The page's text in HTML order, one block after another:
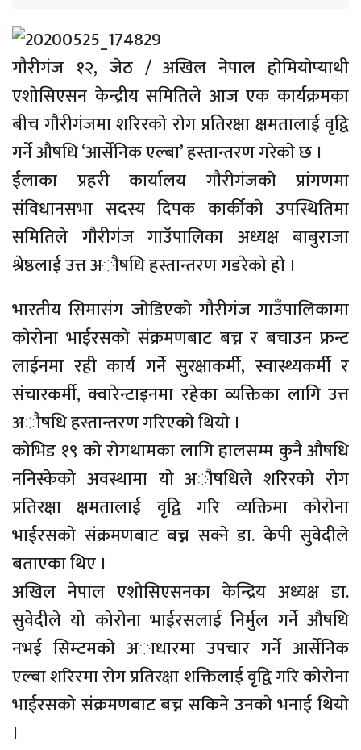
गाैरीगंज १२, जेठ / अखिल नेपाल हाेमियाेप्याथी
एशाेसिएसन केन्द्रीय समितिले आज एक कार्यक्रमका
बीच गाैरीगंजमा शरिरकाे राेग प्रतिरक्षा क्षमतालाई वृद्वि
गर्ने औषधि ‘आर्सेनिक एल्बा’ हस्तान्तरण गरेकाे छ ।
ईलाका प्रहरी कार्यालय गाैरीगंजकाे प्रांगणमा
संविधानसभा सदस्य दिपक कार्कीकाे उपस्थितिमा
समितिले गाैरीगंज गाउँपालिका अध्यक्ष बाबुराजा
श्रेष्ठलाई उत्त अाैषधि हस्तान्तरण गडरेकाे हाे ।
भारतीय सिमासंग जाेडिएकाे गाैरीगंज गाउँपालिकामा
काेराेना भाईरसकाे संक्रमणबाट बच्न र बचाउन फ्रन्ट
लाईनमा रही कार्य गर्ने सुरक्षाकर्मी, स्वास्थ्यकर्मी र
संचारकर्मी, क्वारेन्टाइनमा रहेका व्यक्तिका लागि उत्त
अाैषधि हस्तान्तरण गरिएकाे थियाे ।
काेभिड १९ काे राेगथामका लागि हालसम्म कुनै औषधि
ननिस्केकाे अवस्थामा याे अाैषधिले शरिरकाे राेग
प्रतिरक्षा क्षमतालाई वृद्वि गरि व्यक्तिमा काेराेना
भाईरसकाे संक्रमणबाट बच्न सक्ने डा. केपी सुवेदीले
बताएका थिए ।
अखिल नेपाल एशाेसिएसनका केन्द्रिय अध्यक्ष डा.
सुवेदीले याे काेराेना भाईरसलाई निर्मुल गर्ने औषधि
नभई सिम्टमकाे अाधारमा उपचार गर्ने आर्सेनिक
एल्बा शरिरमा राेग प्रतिरक्षा शक्तिलाई वृद्वि गरि काेराेना
भाईरसकाे संक्रमणबाट बच्न सकिने उनकाे भनाई थियाे
।